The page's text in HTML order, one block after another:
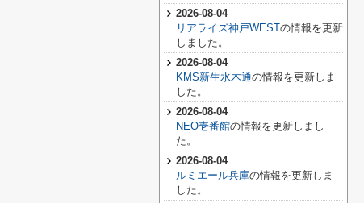
2026-08-04
リアライズ神戸WESTの情報を更新
しました。
2026-08-04
KMS新生水木通の情報を更新しま
した。
2026-08-04
NEO壱番館の情報を更新しまし
た。
2026-08-04
ルミエール兵庫の情報を更新しま
した。